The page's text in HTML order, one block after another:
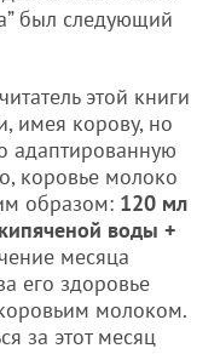
был следующий
этой книги
имея корову, но
адаптированную
коровье молоко
образом: 120 мл
воды +
месяца
его здоровье
молоком.
за этот месяц